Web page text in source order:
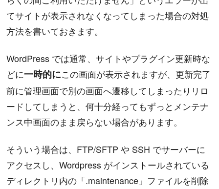
てサイトが表示されなくなってしまった場合の対処
方法を書いておきます。
WordPress では通常、サイトやプラグイン更新時な
どに一時的にこの画面が表示されますが、更新完了
前に管理画面で別の画面へ遷移してしまったりリロ
ードしてしまうと、何十分経ってもずっとメンテナ
ンス中画面のまま戻らない場合があります。
そういう場合は、FTP/SFTP や SSH でサーバーに
アクセスし、Wordpress がインストールされている
ディレクトリ内の「.maintenance」ファイルを削除